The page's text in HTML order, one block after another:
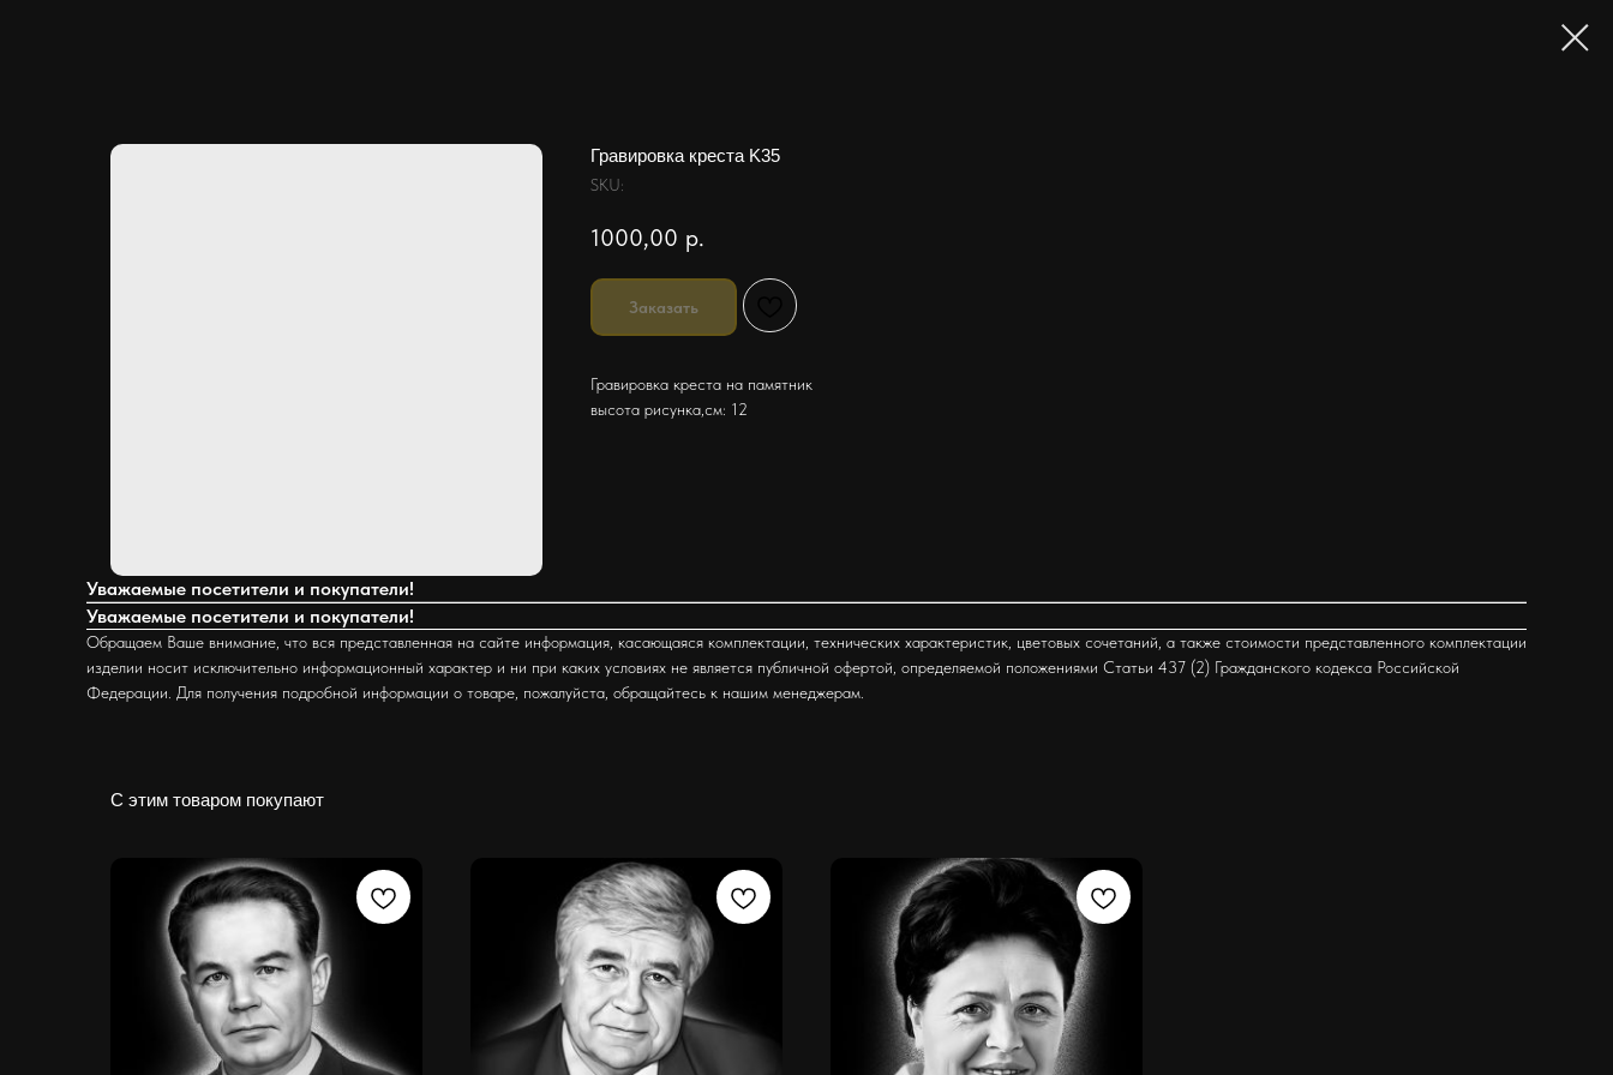
Гравировка креста K35
SKU:
1000,00 р.
Заказать
Гравировка креста на памятник
высота рисунка,см: 12
Уважаемые посетители и покупатели!
Уважаемые посетители и покупатели!
Обращаем Ваше внимание, что вся представленная на сайте информация, касающаяся комплектации, технических характеристик, цветовых сочетаний, а также стоимости представленного комплектации
изделии носит исключительно информационный характер и ни при каких условиях не является публичной офертой, определяемой положениями Статьи 437 (2) Гражданского кодекса Российской
Федерации. Для получения подробной информации о товаре, пожалуйста, обращайтесь к нашим менеджерам.
С этим товаром покупают